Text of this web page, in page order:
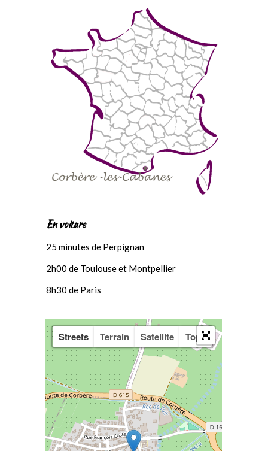
En voiture
25 minutes de Perpignan
2h00 de Toulouse et Montpellier
8h30 de Paris
Streets Terrain Satellite Topo